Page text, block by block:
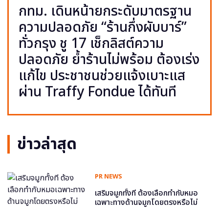
กทม. เดินหน้ายกระดับมาตรฐาน
ความปลอดภัย “ร้านกึ่งผับบาร์”
ทั่วกรุง ชู 17 เช็กลิสต์ความ
ปลอดภัย ย้ำร้านไม่พร้อม ต้องเร่ง
แก้ไข ประชาชนช่วยแจ้งเบาะแส
ผ่าน Traffy Fondue ได้ทันที
ข่าวล่าสุด
PR NEWS
เสริมจมูกทั้งที ต้องเลือกทำกับหมอ
เฉพาะทางด้านจมูกโดยตรงหรือไม่